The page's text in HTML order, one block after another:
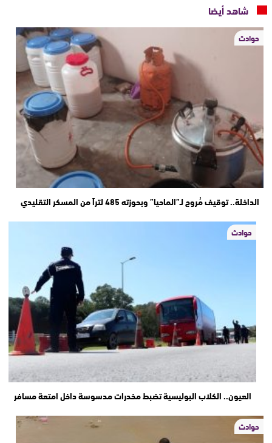
شاهد أيضا
حوادث
الداخلة.. توقيف مُروج لـ”الماحيا” وبحوزته 485 لتراً من المسكر التقليدي
حوادث
العيون.. الكلاب البوليسية تضبط مخدرات مدسوسة داخل امتعة مسافر
حوادث